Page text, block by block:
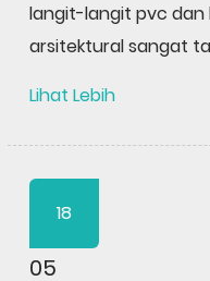
langit-langit pvc
arsitektural sangat
Lihat Lebih
18
05